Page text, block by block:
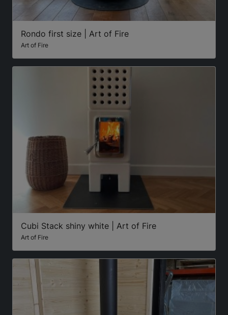
Rondo first size | Art of Fire
Art of Fire
Cubi Stack shiny white | Art of Fire
Art of Fire